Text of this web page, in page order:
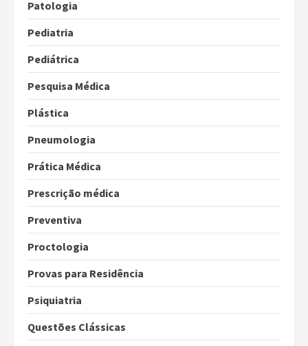
Patologia
Pediatria
Pediátrica
Pesquisa Médica
Plástica
Pneumologia
Prática Médica
Prescrição médica
Preventiva
Proctologia
Provas para Residência
Psiquiatria
Questões Clássicas